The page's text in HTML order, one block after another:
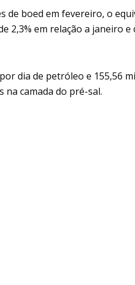
de boed em fevereiro, o
2,3% em relação a janeiro
dia de petróleo e 155,56
camada do pré-sal.